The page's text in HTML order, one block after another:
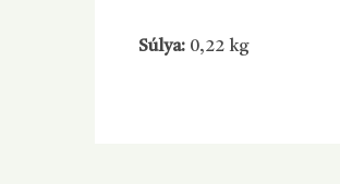
Súlya: 0,22 kg